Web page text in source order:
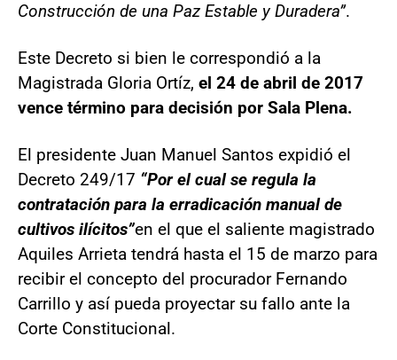
Construcción de una Paz Estable y Duradera”.
Este Decreto si bien le correspondió a la
Magistrada Gloria Ortíz, el 24 de abril de 2017
vence término para decisión por Sala Plena.
El presidente Juan Manuel Santos expidió el
Decreto 249/17 “Por el cual se regula la
contratación para la erradicación manual de
cultivos ilícitos”en el que el saliente magistrado
Aquiles Arrieta tendrá hasta el 15 de marzo para
recibir el concepto del procurador Fernando
Carrillo y así pueda proyectar su fallo ante la
Corte Constitucional.